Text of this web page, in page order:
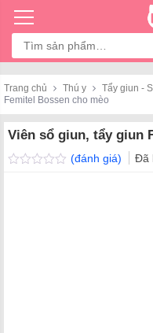
Tìm
kiếm:
Trang chủ Thú y Tẩy giun -
Femitel Bossen cho mèo
Viên sổ giun, tẩy giun
(đánh giá) Đã